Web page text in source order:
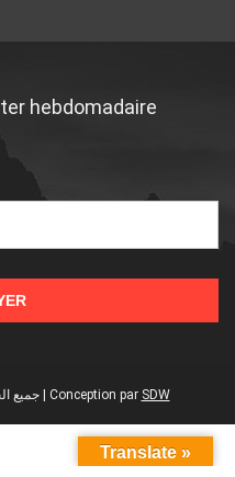
hebdomadaire
© Copyright 2026, جميع الحقوق محفوظة | Conception par SDW
Translate »